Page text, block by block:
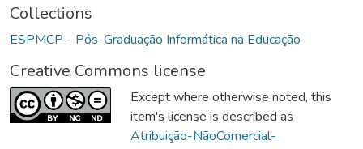
Collections
ESPMCP - Pós-Graduação Informática na Educação
Creative Commons license
Except where otherwise noted, this
item's license is described as
Atribuição-NãoComercial-